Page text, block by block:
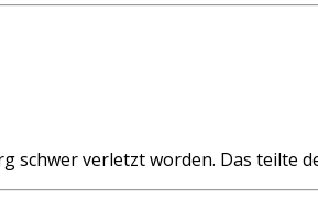
schwer verletzt worden. Das teilte